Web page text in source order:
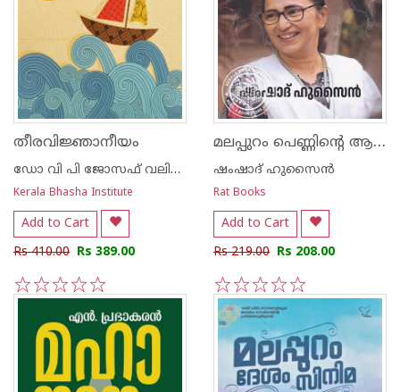
തീരവിജ്ഞാനീയം
ഡോ വി പി ജോസഫ് വലിയവീട്ടിൽ
Kerala Bhasha Institute
Add to Cart
Rs 410.00 Rs 389.00
5
4
3
2
1
മലപ്പുറം പെണ്ണിന്റെ ആത്മകഥ
ഷംഷാദ് ഹുസൈൻ
Rat Books
Add to Cart
Rs 219.00 Rs 208.00
5
4
3
2
1